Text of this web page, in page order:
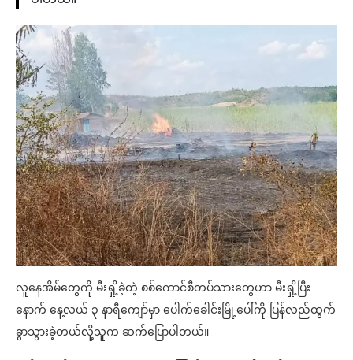
လူနေအိမ်တွေကို မီးရှို့ခဲ့တဲ့ စစ်ကောင်စီတပ်သားတွေဟာ မီးရှို့ပြီး
နောက် နေ့လယ် ၃ နာရီကျော်မှာ ပေါက်ခေါင်းမြို့ပေါ်ကို ပြန်လည်ထွက်
ခွာသွားခဲ့တယ်လို့သူက ဆက်ပြောပါတယ်။